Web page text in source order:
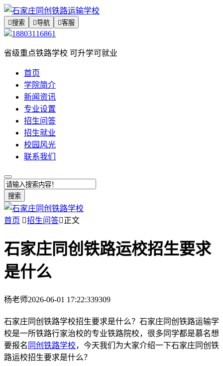
搜索 导航 客服
18803116861
省级重点铁路学校 可升学可就业
首页
学院简介
新闻资讯
专业设置
招生问答
招生就业
校园风光
联系我们
搜索
首页 招生问答正文
石家庄同创铁路运校招生要求
是什么
杨老师2026-06-01 17:22:339309
石家庄同创铁路学校招生要求是什么？石家庄同创铁路运输学
校是一所铁路行家治校的专业铁路院校，很多同学都是慕名想
要报名 同创铁路学校，今天我们为大家介绍一下石家庄同创铁
路运校招生要求是什么？